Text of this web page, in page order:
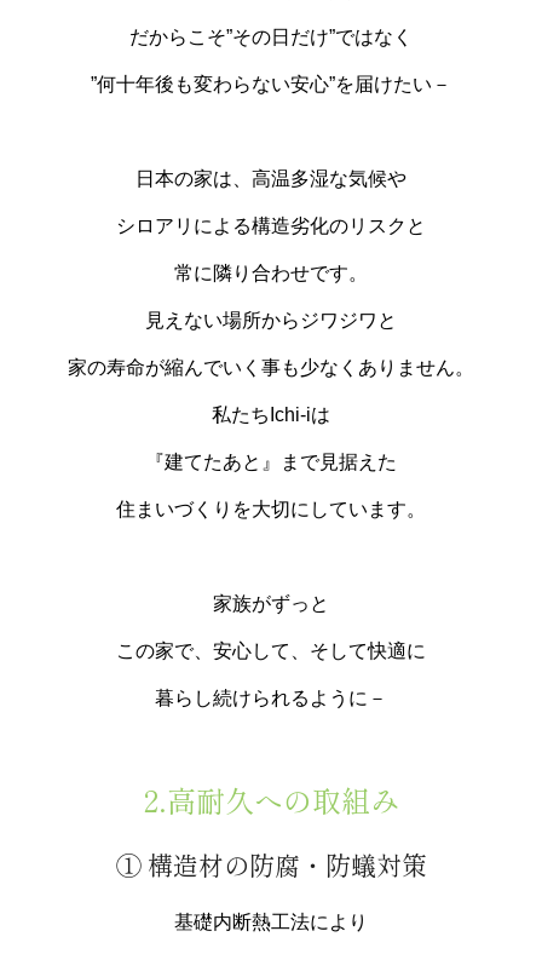
だからこそ”その日だけ”ではなく
”何十年後も変わらない安心”を届けたい－
日本の家は、高温多湿な気候や
シロアリによる構造劣化のリスクと
常に隣り合わせです。
見えない場所からジワジワと
家の寿命が縮んでいく事も少なくありません。
私たちIchi-iは
『建てたあと』まで見据えた
住まいづくりを大切にしています。
家族がずっと
この家で、安心して、そして快適に
暮らし続けられるように－
2.高耐久への取組み
① 構造材の防腐・防蟻対策
基礎内断熱工法により